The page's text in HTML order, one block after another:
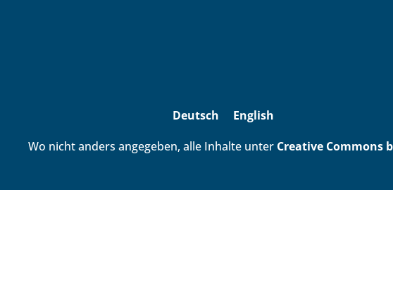
Deutsch
English
Wo nicht anders angegeben, alle Inhalte unter Creative Commons